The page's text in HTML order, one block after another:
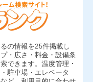
の情報を25件掲載し
・広さ・料金・設備条
できます。温度管理・
駐車場・エレベータ